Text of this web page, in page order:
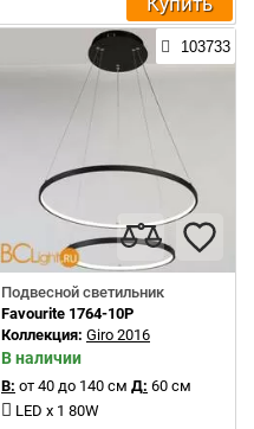
103733
Подвесной светильник
Favourite 1764-10P
Коллекция: Giro 2016
В наличии
В: от 40 до 140 см Д: 60 см
LED x 1 80W